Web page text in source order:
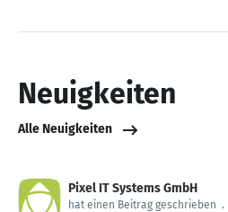
Neuigkeiten
Alle Neuigkeiten
Pixel IT Systems GmbH
hat einen Beitrag geschrieben .